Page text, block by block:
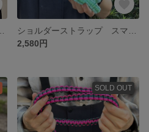
2,580円
SOLD OUT